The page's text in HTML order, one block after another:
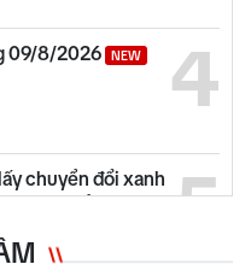
4
09/8/2026 NEW
5
chuyển đổi xanh
phát triển